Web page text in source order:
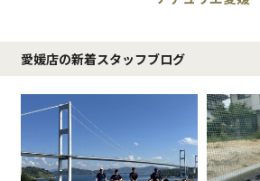
愛媛店の新着スタッフブログ